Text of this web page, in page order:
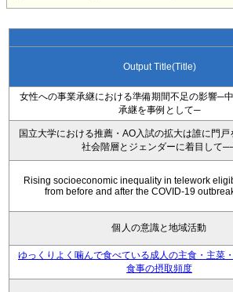
Output Title(Title)
女性への事業承継における準備期間不足の影響─
承継を事例として─
国立大学における推薦・AO入試の拡大は誰に門
社会階層とジェンダーに着目して
Rising socioeconomic inequality in telework
from before and after the COVID-19
個人の意識と地域活動
ゆっくりよく噛んで食べている成人の主食・主菜
食事の摂取頻度